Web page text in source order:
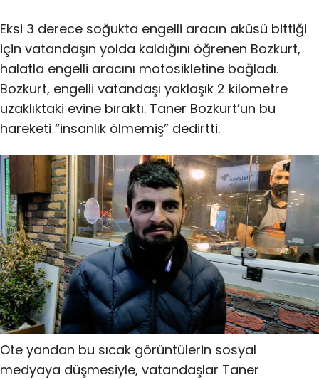
Eksi 3 derece soğukta engelli aracın aküsü bittiği
için vatandaşın yolda kaldığını öğrenen Bozkurt,
halatla engelli aracını motosikletine bağladı.
Bozkurt, engelli vatandaşı yaklaşık 2 kilometre
uzaklıktaki evine bıraktı. Taner Bozkurt’un bu
hareketi “insanlık ölmemiş” dedirtti.
Öte yandan bu sıcak görüntülerin sosyal
medyaya düşmesiyle, vatandaşlar Taner